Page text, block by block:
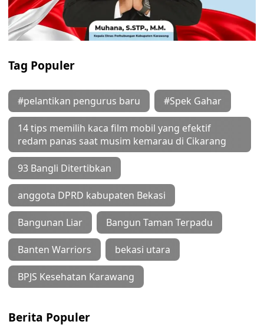
Tag Populer
#pelantikan pengurus baru #Spek Gahar
14 tips memilih kaca film mobil yang efektif
redam panas saat musim kemarau di Cikarang
93 Bangli Ditertibkan
anggota DPRD kabupaten Bekasi
Bangunan Liar Bangun Taman Terpadu
Banten Warriors bekasi utara
BPJS Kesehatan Karawang
Berita Populer